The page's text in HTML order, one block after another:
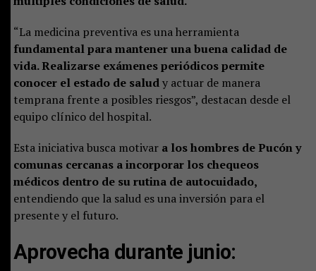
“La medicina preventiva es una herramienta
fundamental para mantener una buena calidad de
vida. Realizarse exámenes periódicos permite
conocer el estado de saludy actuar de manera
temprana frente a posibles riesgos”, destacan desde el
equipo clínico del hospital.
Esta iniciativa busca motivara los hombres de Pucón y
comunas cercanas a incorporar los chequeos
médicos dentro de su rutina de autocuidado,
entendiendo que la salud es una inversión para el
presente y el futuro.
Aprovecha durante junio: